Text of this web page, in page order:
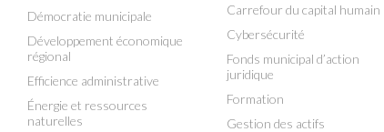
Démocratie municipale
Développement économique
régional
Efficience administrative
Énergie et ressources
naturelles
Carrefour du capital humain
Cybersécurité
Fonds municipal d’action
juridique
Formation
Gestion des actifs